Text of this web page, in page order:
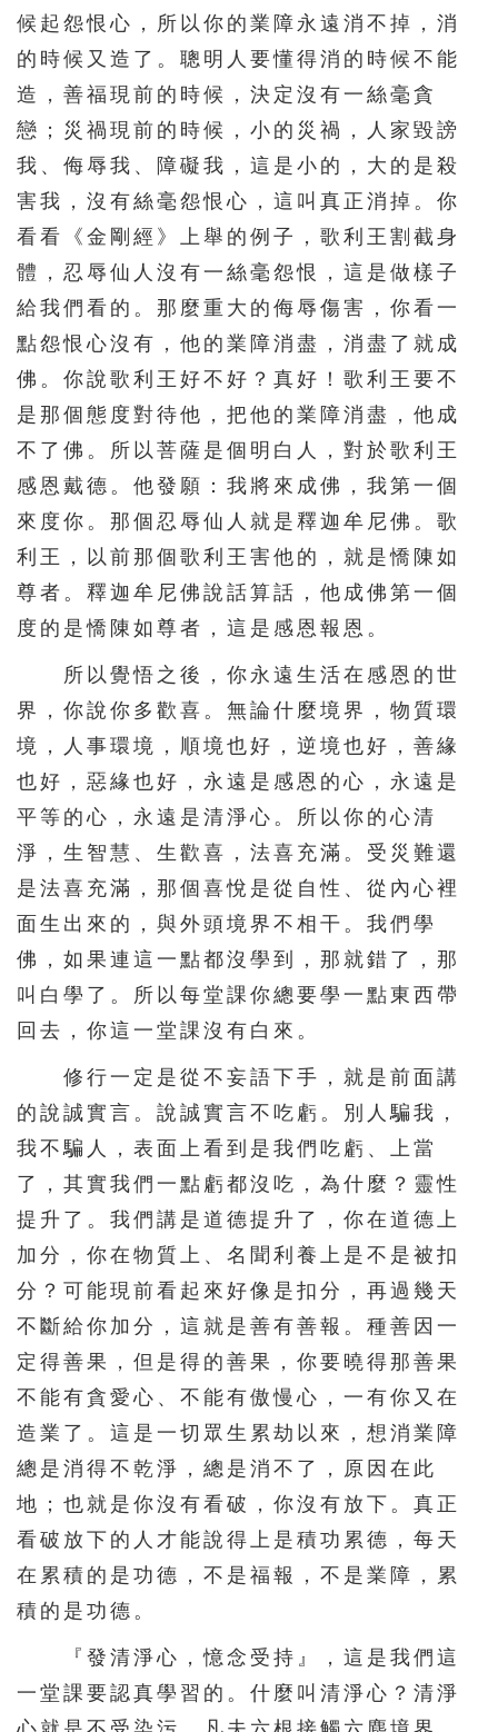
候起怨恨心，所以你的業障永遠消不掉，消
的時候又造了。聰明人要懂得消的時候不能
造，善福現前的時候，決定沒有一絲毫貪
戀；災禍現前的時候，小的災禍，人家毀謗
我、侮辱我、障礙我，這是小的，大的是殺
害我，沒有絲毫怨恨心，這叫真正消掉。你
看看《金剛經》上舉的例子，歌利王割截身
體，忍辱仙人沒有一絲毫怨恨，這是做樣子
給我們看的。那麼重大的侮辱傷害，你看一
點怨恨心沒有，他的業障消盡，消盡了就成
佛。你說歌利王好不好？真好！歌利王要不
是那個態度對待他，把他的業障消盡，他成
不了佛。所以菩薩是個明白人，對於歌利王
感恩戴德。他發願：我將來成佛，我第一個
來度你。那個忍辱仙人就是釋迦牟尼佛。歌
利王，以前那個歌利王害他的，就是憍陳如
尊者。釋迦牟尼佛說話算話，他成佛第一個
度的是憍陳如尊者，這是感恩報恩。
所以覺悟之後，你永遠生活在感恩的世
界，你說你多歡喜。無論什麼境界，物質環
境，人事環境，順境也好，逆境也好，善緣
也好，惡緣也好，永遠是感恩的心，永遠是
平等的心，永遠是清淨心。所以你的心清
淨，生智慧、生歡喜，法喜充滿。受災難還
是法喜充滿，那個喜悅是從自性、從內心裡
面生出來的，與外頭境界不相干。我們學
佛，如果連這一點都沒學到，那就錯了，那
叫白學了。所以每堂課你總要學一點東西帶
回去，你這一堂課沒有白來。
修行一定是從不妄語下手，就是前面講
的說誠實言。說誠實言不吃虧。別人騙我，
我不騙人，表面上看到是我們吃虧、上當
了，其實我們一點虧都沒吃，為什麼？靈性
提升了。我們講是道德提升了，你在道德上
加分，你在物質上、名聞利養上是不是被扣
分？可能現前看起來好像是扣分，再過幾天
不斷給你加分，這就是善有善報。種善因一
定得善果，但是得的善果，你要曉得那善果
不能有貪愛心、不能有傲慢心，一有你又在
造業了。這是一切眾生累劫以來，想消業障
總是消得不乾淨，總是消不了，原因在此
地；也就是你沒有看破，你沒有放下。真正
看破放下的人才能說得上是積功累德，每天
在累積的是功德，不是福報，不是業障，累
積的是功德。
『發清淨心，憶念受持』，這是我們這
一堂課要認真學習的。什麼叫清淨心？清淨